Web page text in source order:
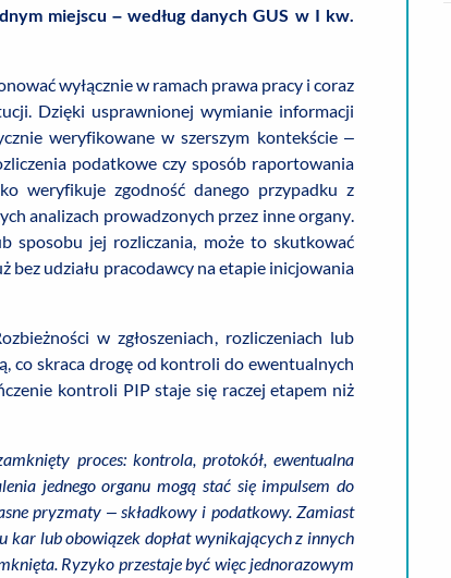
miejscu – według danych GUS w I kw.
wyłącznie w ramach prawa pracy i coraz
Dzięki usprawnionej wymianie informacji
weryfikowane w szerszym kontekście –
podatkowe czy sposób raportowania
weryfikuje zgodność danego przypadku z
analizach prowadzonych przez inne organy.
sposobu jej rozliczania, może to skutkować
bez udziału pracodawcy na etapie inicjowania
w zgłoszeniach, rozliczeniach lub
co skraca drogę od kontroli do ewentualnych
kontroli PIP staje się raczej etapem niż
proces: kontrola, protokół, ewentualna
jednego organu mogą stać się impulsem do
pryzmaty – składkowy i podatkowy. Zamiast
kar lub obowiązek dopłat wynikających z innych
Ryzyko przestaje być więc jednorazowym